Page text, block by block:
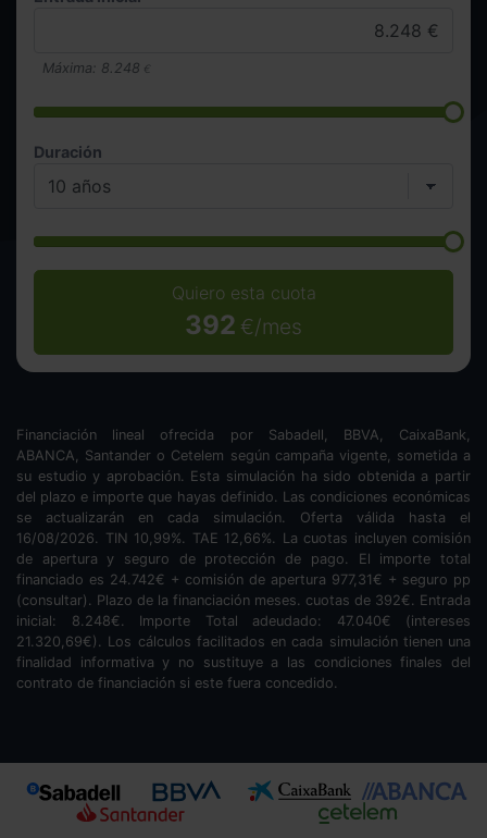
Máxima: 8.248 €
Duración
Quiero esta cuota
392 €/mes
Financiación lineal ofrecida por Sabadell, BBVA, CaixaBank,
ABANCA, Santander o Cetelem según campaña vigente, sometida a
su estudio y aprobación. Esta simulación ha sido obtenida a partir
del plazo e importe que hayas definido. Las condiciones económicas
se actualizarán en cada simulación. Oferta válida hasta el
16/08/2026. TIN 10,99%. TAE 12,66%. La cuotas incluyen comisión
de apertura y seguro de protección de pago. El importe total
financiado es 24.742€ + comisión de apertura 977,31€ + seguro pp
(consultar). Plazo de la financiación meses. cuotas de 392€. Entrada
inicial: 8.248€. Importe Total adeudado: 47.040€ (intereses
21.320,69€). Los cálculos facilitados en cada simulación tienen una
finalidad informativa y no sustituye a las condiciones finales del
contrato de financiación si este fuera concedido.